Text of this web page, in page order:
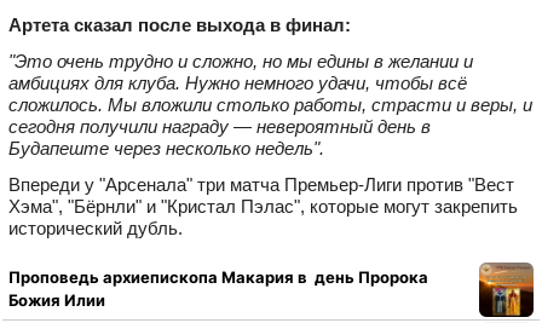
Артета сказал после выхода в финал:
"Это очень трудно и сложно, но мы едины в желании и
амбициях для клуба. Нужно немного удачи, чтобы всё
сложилось. Мы вложили столько работы, страсти и веры, и
сегодня получили награду — невероятный день в
Будапеште через несколько недель".
Впереди у "Арсенала" три матча Премьер‑Лиги против "Вест
Хэма", "Бёрнли" и "Кристал Пэлас", которые могут закрепить
исторический дубль.
Проповедь архиепископа Макария в день Пророка
Божия Илии